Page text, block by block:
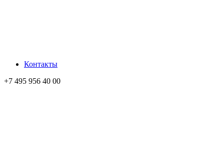
Контакты
+7 495 956 40 00